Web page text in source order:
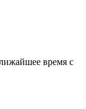
время с